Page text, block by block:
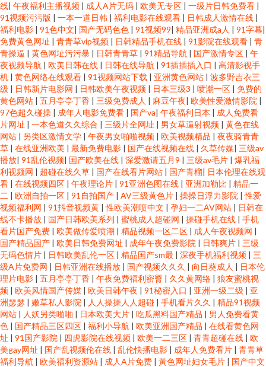
线| 午夜福利主播视频 | 成人A片无码 | 欧美无专区 | 一级片日韩免费看 |
91视频污污版 | 一本一道日韩 | 福利电影在线观看 | 日韩成人激情在线 |
福利电影 | 91色中文| 国产无码色色 | 91视频99| 精品亚洲成a人 | 91字幕|
免费黄色网址 | 青青草vip视频 | 日韩精品手机在线 | 91影院在线观看 | 青
青操逼 | 黄色网址污污暴 | 日韩青青草 | 91精品导航 | 国产激情专区 | 午
夜视频导航 | 欧美日韩在线 | 日韩在线导航 | 91插插插入口 | 高清影视手
机 | 黄色网络在线观看 | 91视频网站下载 | 亚洲黄色网站 | 波多野吉衣三
级 | 日韩新片电影网 | 日韩欧美午夜视频 | 日本三级3 | 喷潮一区 | 免费的
黄色网站 | 五月亭亭丁香 | 三级免费成人 | 麻豆午夜| 欧美性爱激情影院 |
97色超久碰操 | 成年人电影免费看 | 国产va| 午夜福利日本 | 成人免费看
片网址 | 一本色道久久综合 | 三级片全网址 | 男女草逼射视频 | 黄色在线
网站 | 另类区激情文学 | 午夜男女啪啪视频 | 欧美视频精品 | 夜夜骑青青
草 | 在线亚洲欧美 | 最新免费电影 | 国产在线视频在线 | 久草传媒| 三级av
播放| 91乱伦视频| 国产欧美在线 | 深爱激请五月9 | 三级av毛片 | 爆乳福
利视频网 | 超碰在线久草 | 国产在线看片网站 | 国产青榴| 日本伦理在线观
看 | 在线视频四区 | 午夜理论片 | 91亚洲色图在线 | 亚洲加勒比 | 精品一
二 | 欧洲自拍一区 | 91自拍国产 | AV三级黄色片 | 操操日浮力影院 |性爱
视频福利网 | 91抖音视频黄 |性欧美潮喷中文 | 孕妇一二AV网站 | 日韩在
线不卡播放 | 国产日韩欧美系列 | 蜜桃成人超碰网 | 操碰手机在线 | 手机
看片国产免费 | 欧美做传爱喷潮 | 精品视频一区二区 | 成人午夜视频网 |
国产精品国产 | 欧美日韩免费网址 | 成年午夜免费影院 | 日韩爽片 | 三级
无码色情片 | 日韩欧美乱伦一区 | 精品国产sm最 | 深夜手机福利视频 | 三
级A片免费网 | 日韩亚洲在线播放 | 国产视频久久久 | 向日葵成人 | 日本伦
理片电影 | 五月亭亭丁香 | 午夜免费福利密臀 | 久久黄网络 | 狼友蜜桃视
频 | 欧美风情国产传媒 | 欧美日韩午夜 | 91秘密入口 | 亚洲一级二级 | 亚
洲瑟瑟 | 嫩草私人影院 | 人人操操人人超碰 | 手机看片久久 | 精品91视频
网站 | 人妖另类啪啪 | 日本欧美大片 | 吃瓜黑料国产精品 | 男人免费看黄
色 | 国产精品三区四区 | 福利小导航 | 欧美亚洲国产精品 | 在线看黄色网
址 | 91国产影院 | 四虎影院在线视频 | 欧美一二三区 | 青青超碰在线 | 欧
美gay网址 | 国产乱视频伦在线 | 乱伦快播电影 | 成年人免费看片 | 青青草
福利导航 | 欧美福利资源站 | 成人A片免费 | 黃色网址妇女毛片 | 国产中文